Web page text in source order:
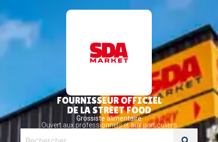
FOURNISSEUR OFFICIEL
DE LA STREET FOOD
Grossiste alimentaire
Ouvert aux professionnels et aux particuliers